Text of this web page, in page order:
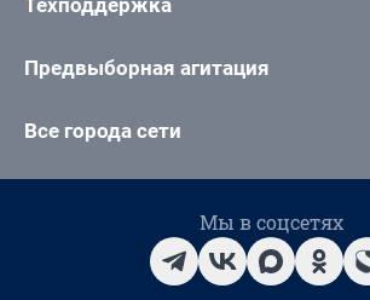
Предвыборная агитация
Все города сети
Мы в соцсетях